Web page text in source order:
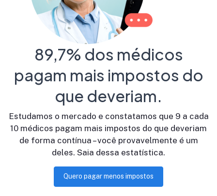
89,7% dos médicos
pagam mais impostos do
que deveriam.
Estudamos o mercado e constatamos que 9 a cada
10 médicos pagam mais impostos do que deveriam
de forma contínua – você provavelmente é um
deles. Saia dessa estatística.
Quero pagar menos impostos